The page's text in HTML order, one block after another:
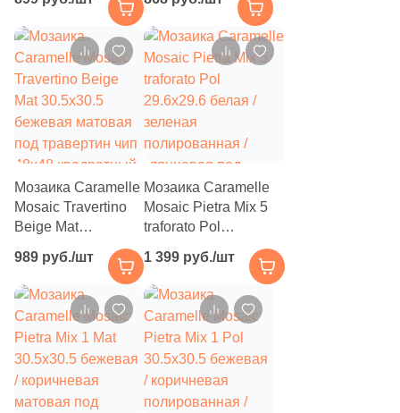
354)
VIVERE (14)
Vallelunga ( 3)
Varmora (9)
Velsaa (41)
Villeroy&Boch (3)
Vitra (82)
Zodiac Ceramica (5 )
Керамогранит из Китая (3)
Нефрит Керамика ( 6)
Роскошная мозаика (71)
ТОНОМОЗАИК ООО (31)
травертин чип
48x48 квадратный
полированная /
глянцевая под
камень чип 23x48
прямоугольный
Мозаика Caramelle
Mosaic Travertino
Beige Mat
30.5x30.5 бежевая
матовая под
травертин чип
48x48 квадратный
989 руб./шт
Мозаика Caramelle
Mosaic Pietra Mix 5
traforato Pol
зеленая
полированная /
глянцевая под
камень чип
разноформатный
1 399 руб./шт